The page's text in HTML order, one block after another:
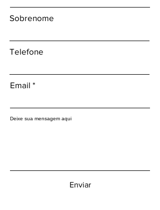
Sobrenome
Telefone
Email
Deixe sua mensagem aqui
Enviar